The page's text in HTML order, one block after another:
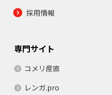
採用情報
専門サイト
コメリ産直
レンガ.pro